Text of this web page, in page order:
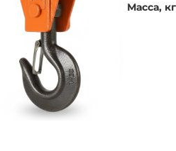
Масса,